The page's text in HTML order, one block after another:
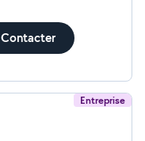
Contacter
Entreprise